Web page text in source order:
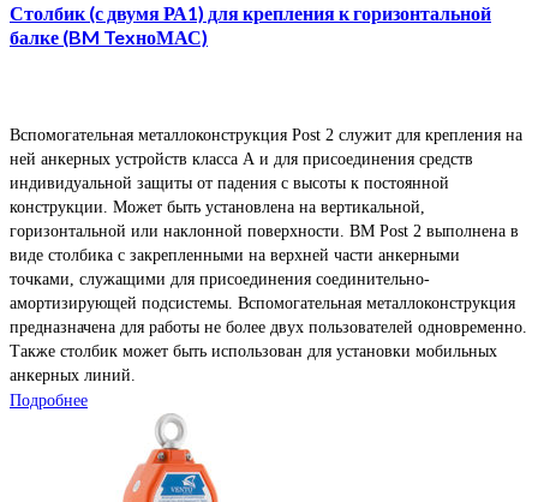
Столбик (с двумя РА1) для крепления к горизонтальной
балке (BM TexноМАС)
Вспомогательная металлоконструкция Post 2 служит для крепления на
ней анкерных устройств класса А и для присоединения средств
индивидуальной защиты от падения с высоты к постоянной
конструкции. Может быть установлена на вертикальной,
горизонтальной или наклонной поверхности. ВМ Post 2 выполнена в
виде столбика с закрепленными на верхней части анкерными
точками, служащими для присоединения соединительно-
амортизирующей подсистемы. Вспомогательная металлоконструкция
предназначена для работы не более двух пользователей одновременно.
Также столбик может быть использован для установки мобильных
анкерных линий.
Подробнее